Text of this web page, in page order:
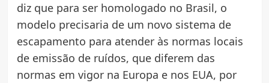
diz que para ser homologado no Brasil, o
modelo precisaria de um novo sistema de
escapamento para atender às normas locais
de emissão de ruídos, que diferem das
normas em vigor na Europa e nos EUA, por